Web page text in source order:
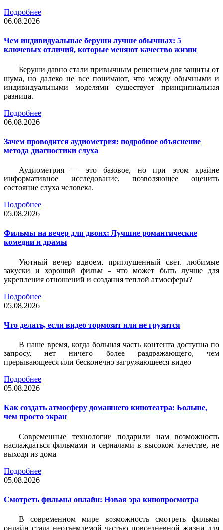
Подробнее
06.08.2026
Чем индивидуальные беруши лучше обычных: 5
ключевых отличий, которые меняют качество жизни
Беруши давно стали привычным решением для защиты от
шума, но далеко не все понимают, что между обычными и
индивидуальными моделями существует принципиальная
разница.
Подробнее
06.08.2026
Зачем проводится аудиометрия: подробное объяснение
метода диагностики слуха
Аудиометрия — это базовое, но при этом крайне
информативное исследование, позволяющее оценить
состояние слуха человека.
Подробнее
05.08.2026
Фильмы на вечер для двоих: Лучшие романтические
комедии и драмы
Уютный вечер вдвоем, приглушенный свет, любимые
закуски и хороший фильм – что может быть лучше для
укрепления отношений и создания теплой атмосферы?
Подробнее
05.08.2026
Что делать, если видео тормозит или не грузится
В наше время, когда большая часть контента доступна по
запросу, нет ничего более раздражающего, чем
прерывающееся или бесконечно загружающееся видео
Подробнее
05.08.2026
Как создать атмосферу домашнего кинотеатра: Больше,
чем просто экран
Современные технологии подарили нам возможность
наслаждаться фильмами и сериалами в высоком качестве, не
выходя из дома
Подробнее
05.08.2026
Смотреть фильмы онлайн: Новая эра кинопросмотра
В современном мире возможность смотреть фильмы
онлайн стала неотъемлемой частью повседневной жизни для